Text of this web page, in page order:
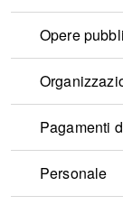
Opere
Pagamenti
Personale